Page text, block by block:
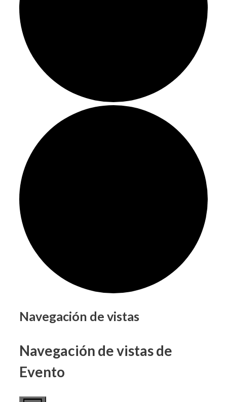
Eventos
Navegación de vistas
Navegación de vistas de
Evento